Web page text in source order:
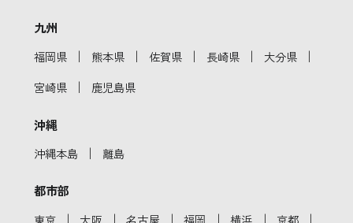
九州
福岡県 ｜ 熊本県 ｜ 佐賀県 ｜ 長崎県 ｜ 大分県 ｜
宮崎県 ｜ 鹿児島県
沖縄
沖縄本島 ｜ 離島
都市部
東京 ｜ 大阪 ｜ 名古屋 ｜ 福岡 ｜ 横浜 ｜ 京都 ｜